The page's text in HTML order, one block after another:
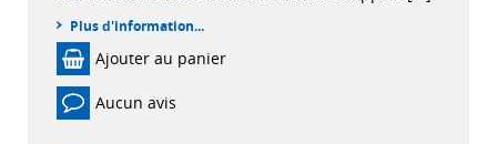
Plus d'information...
Ajouter au panier
Aucun avis